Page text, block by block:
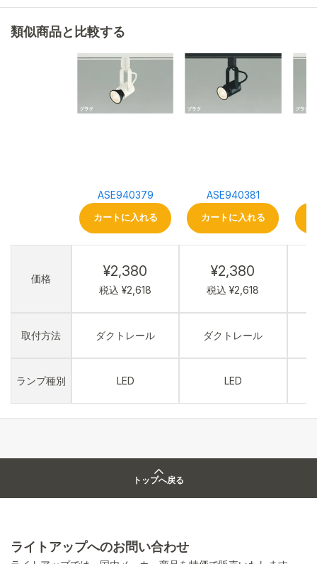
類似商品と比較する
価格
取付方法
ランプ種別
ASE940379
カートに入れる
¥2,380
税込 ¥2,618
ダクトレール
LED
ASE940381
カートに入れる
¥2,380
税込 ¥2,618
ダクトレール
LED
トップへ戻る
ライトアップへのお問い合わせ